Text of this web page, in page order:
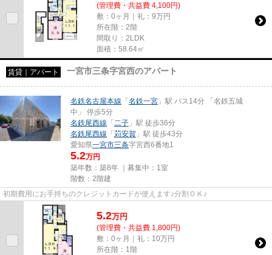
(管理費・共益費 4,100円)
敷：0ヶ月｜礼：9万円
所在階：2階
間取り：2LDK
面積：58.64㎡
賃貸｜アパート 一宮市三条字宮西のアパート
名鉄名古屋本線 「 名鉄一宮 」駅 バス14分 「名鉄五城
中」 停歩5分
名鉄尾西線 「 二子 」駅 徒歩36分
名鉄尾西線 「 苅安賀 」駅 徒歩43分
愛知県一宮市三条字宮西6番地1
5.2万円
築年数：築8年 ｜募集中： 1室
階数：2階建
初期費用にお手持ちのクレジットカードが使えます♪分割ＯＫ♪
5.2万円
(管理費・共益費 1,800円)
敷：0ヶ月｜礼：10万円
所在階：1階